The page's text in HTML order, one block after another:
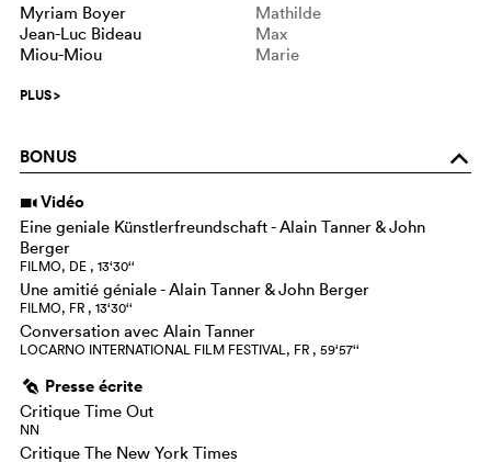
Myriam Boyer
Mathilde
Jean-Luc Bideau
Max
Miou-Miou
Marie
PLUS>
BONUS o
i Vidéo
Eine geniale Künstlerfreundschaft - Alain Tanner & John
Berger
FILMO, DE , 13‘30‘‘
Une amitié géniale - Alain Tanner & John Berger
FILMO, FR , 13‘30‘‘
Conversation avec Alain Tanner
LOCARNO INTERNATIONAL FILM FESTIVAL, FR , 59‘57‘‘
g Presse écrite
Critique Time Out
NN
Critique The New York Times